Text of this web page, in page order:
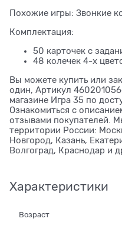
Похожие игры: Звонкие
Комплектация:
50 карточек с
48 колечек 4-х
Вы можете купить или
один, Артикул
магазине Игра 35 по
Ознакомиться с
отзывами покупателей.
территории России:
Новгород, Казань,
Волгоград, Краснодар и
Характеристики
Возраст